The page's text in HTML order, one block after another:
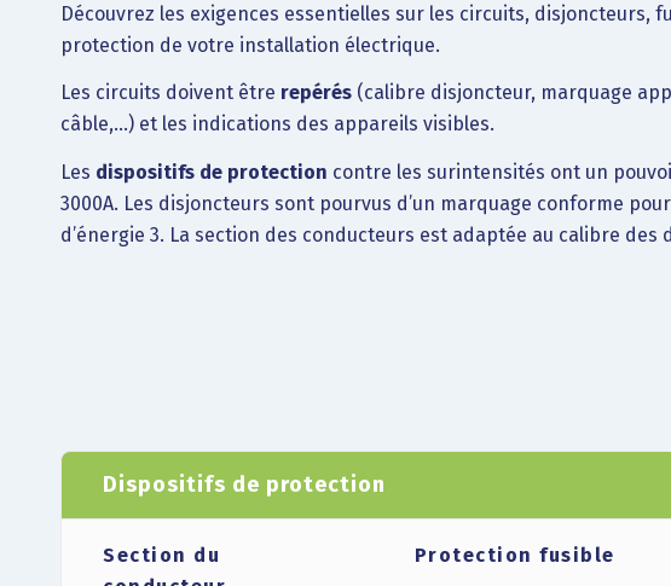
Découvrez les exigences essentielles sur les circuits, disjoncteurs,
protection de votre installation électrique.
Les circuits doivent être repérés (calibre disjoncteur, marquage
câble,…) et les indications des appareils visibles.
Les dispositifs de protection contre les surintensités ont un
3000A. Les disjoncteurs sont pourvus d’un marquage conforme
d’énergie 3. La section des conducteurs est adaptée au calibre
Dispositifs de protection
Section du
Protection fusible